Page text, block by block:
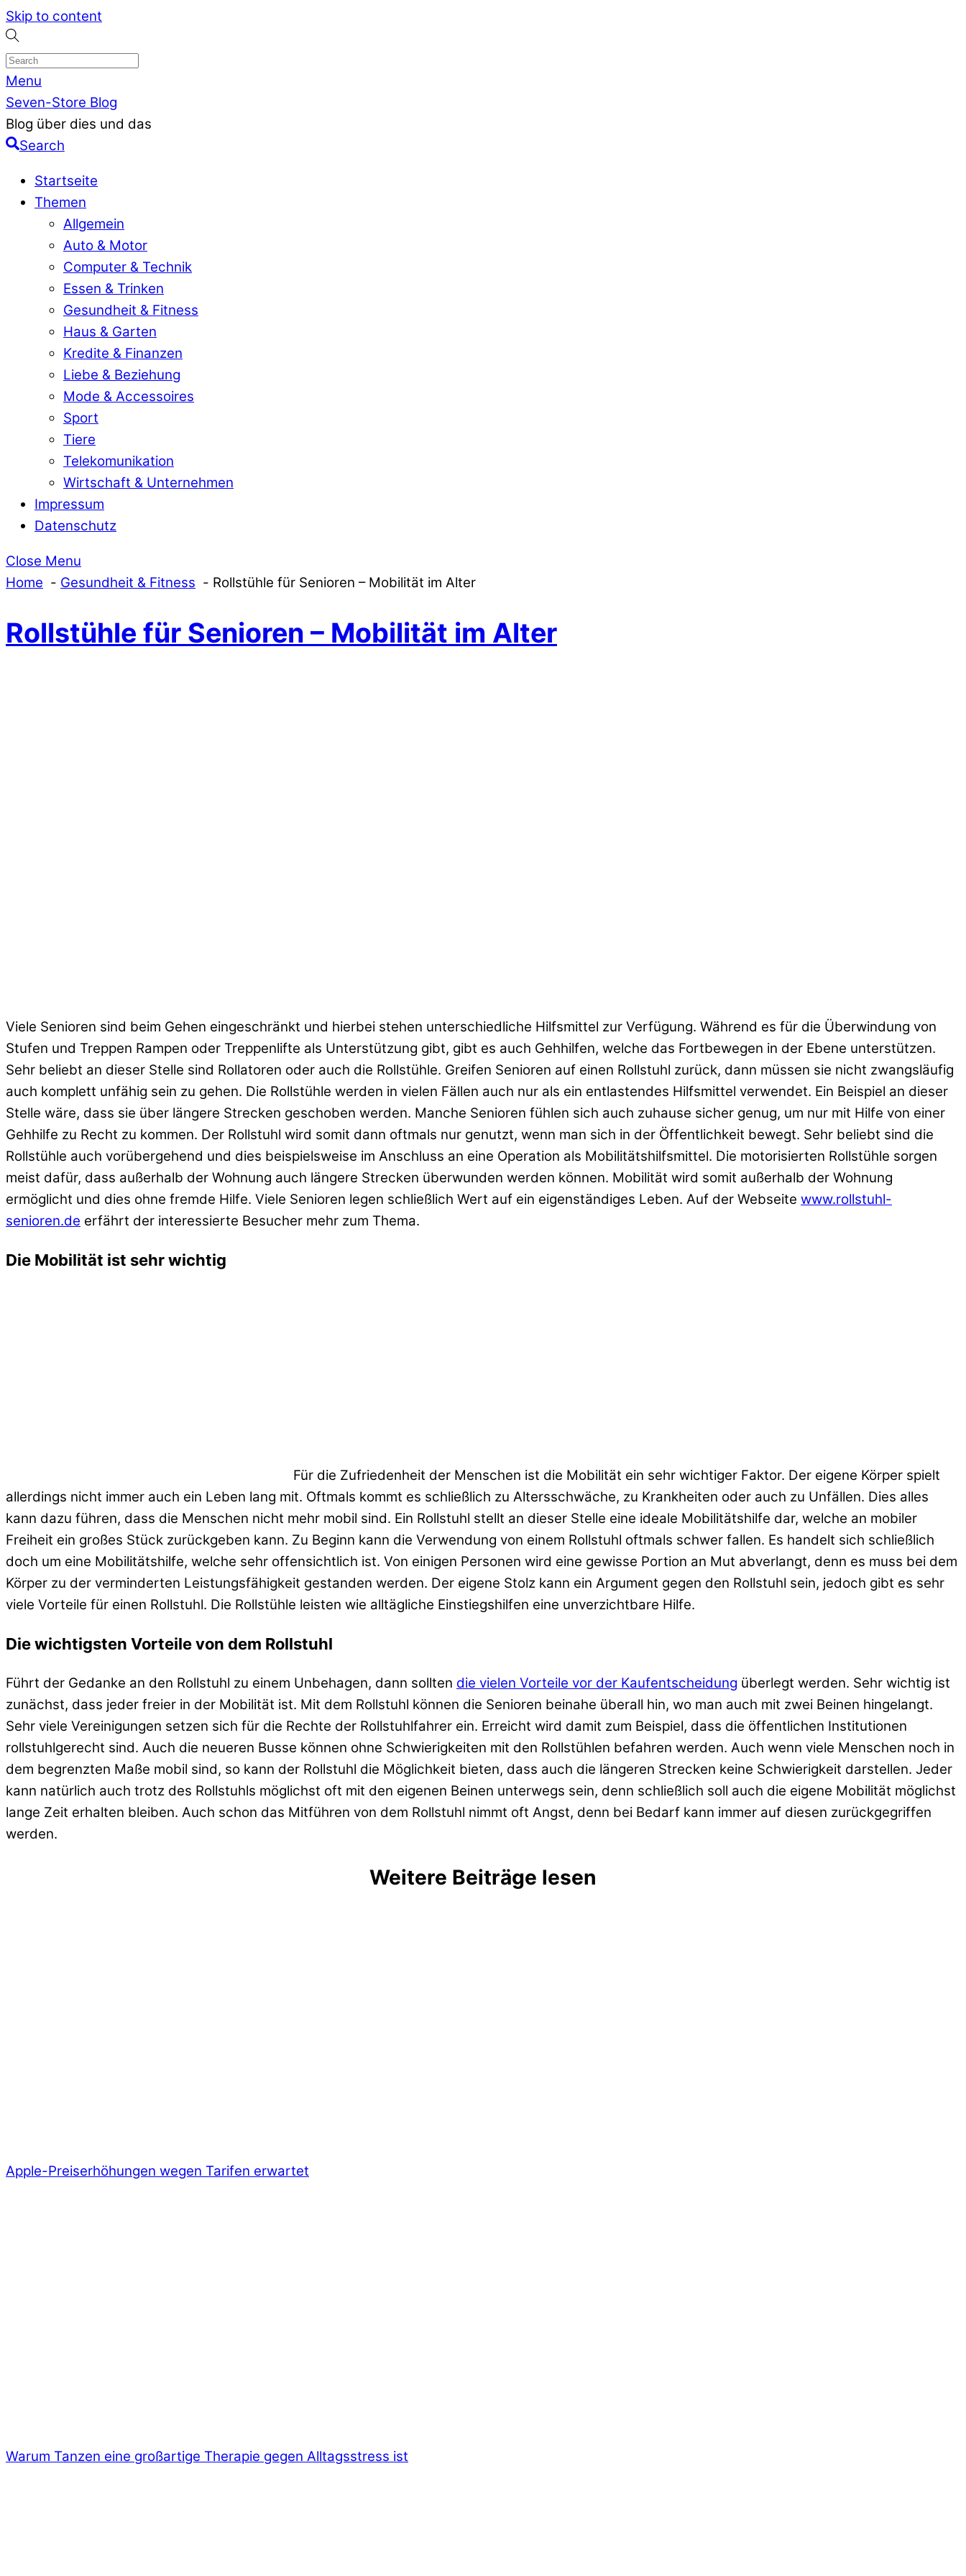
Skip to content
Menu
Seven-Store Blog
Blog über dies und das
Search
Startseite
Themen
Allgemein
Auto & Motor
Computer & Technik
Essen & Trinken
Gesundheit & Fitness
Haus & Garten
Kredite & Finanzen
Liebe & Beziehung
Mode & Accessoires
Sport
Tiere
Telekomunikation
Wirtschaft & Unternehmen
Impressum
Datenschutz
Close Menu
Home
Gesundheit & Fitness Rollstühle für Senioren – Mobilität im Alter
Rollstühle für Senioren – Mobilität im Alter
Viele Senioren sind beim Gehen eingeschränkt und hierbei stehen unterschiedliche Hilfsmittel zur Verfügung. Während es für die Überwindung von
Stufen und Treppen Rampen oder Treppenlifte als Unterstützung gibt, gibt es auch Gehhilfen, welche das Fortbewegen in der Ebene unterstützen.
Sehr beliebt an dieser Stelle sind Rollatoren oder auch die Rollstühle. Greifen Senioren auf einen Rollstuhl zurück, dann müssen sie nicht zwangsläufig
auch komplett unfähig sein zu gehen. Die Rollstühle werden in vielen Fällen auch nur als ein entlastendes Hilfsmittel verwendet. Ein Beispiel an dieser
Stelle wäre, dass sie über längere Strecken geschoben werden. Manche Senioren fühlen sich auch zuhause sicher genug, um nur mit Hilfe von einer
Gehhilfe zu Recht zu kommen. Der Rollstuhl wird somit dann oftmals nur genutzt, wenn man sich in der Öffentlichkeit bewegt. Sehr beliebt sind die
Rollstühle auch vorübergehend und dies beispielsweise im Anschluss an eine Operation als Mobilitätshilfsmittel. Die motorisierten Rollstühle sorgen
meist dafür, dass außerhalb der Wohnung auch längere Strecken überwunden werden können. Mobilität wird somit außerhalb der Wohnung
ermöglicht und dies ohne fremde Hilfe. Viele Senioren legen schließlich Wert auf ein eigenständiges Leben. Auf der Webseite www.rollstuhl-
senioren.de erfährt der interessierte Besucher mehr zum Thema.
Die Mobilität ist sehr wichtig
Für die Zufriedenheit der Menschen ist die Mobilität ein sehr wichtiger Faktor. Der eigene Körper spielt
allerdings nicht immer auch ein Leben lang mit. Oftmals kommt es schließlich zu Altersschwäche, zu Krankheiten oder auch zu Unfällen. Dies alles
kann dazu führen, dass die Menschen nicht mehr mobil sind. Ein Rollstuhl stellt an dieser Stelle eine ideale Mobilitätshilfe dar, welche an mobiler
Freiheit ein großes Stück zurückgeben kann. Zu Beginn kann die Verwendung von einem Rollstuhl oftmals schwer fallen. Es handelt sich schließlich
doch um eine Mobilitätshilfe, welche sehr offensichtlich ist. Von einigen Personen wird eine gewisse Portion an Mut abverlangt, denn es muss bei dem
Körper zu der verminderten Leistungsfähigkeit gestanden werden. Der eigene Stolz kann ein Argument gegen den Rollstuhl sein, jedoch gibt es sehr
viele Vorteile für einen Rollstuhl. Die Rollstühle leisten wie alltägliche Einstiegshilfen eine unverzichtbare Hilfe.
Die wichtigsten Vorteile von dem Rollstuhl
Führt der Gedanke an den Rollstuhl zu einem Unbehagen, dann sollten die vielen Vorteile vor der Kaufentscheidung überlegt werden. Sehr wichtig ist
zunächst, dass jeder freier in der Mobilität ist. Mit dem Rollstuhl können die Senioren beinahe überall hin, wo man auch mit zwei Beinen hingelangt.
Sehr viele Vereinigungen setzen sich für die Rechte der Rollstuhlfahrer ein. Erreicht wird damit zum Beispiel, dass die öffentlichen Institutionen
rollstuhlgerecht sind. Auch die neueren Busse können ohne Schwierigkeiten mit den Rollstühlen befahren werden. Auch wenn viele Menschen noch in
dem begrenzten Maße mobil sind, so kann der Rollstuhl die Möglichkeit bieten, dass auch die längeren Strecken keine Schwierigkeit darstellen. Jeder
kann natürlich auch trotz des Rollstuhls möglichst oft mit den eigenen Beinen unterwegs sein, denn schließlich soll auch die eigene Mobilität möglichst
lange Zeit erhalten bleiben. Auch schon das Mitführen von dem Rollstuhl nimmt oft Angst, denn bei Bedarf kann immer auf diesen zurückgegriffen
werden.
Weitere Beiträge lesen
Apple-Preiserhöhungen wegen Tarifen erwartet
Warum Tanzen eine großartige Therapie gegen Alltagsstress ist